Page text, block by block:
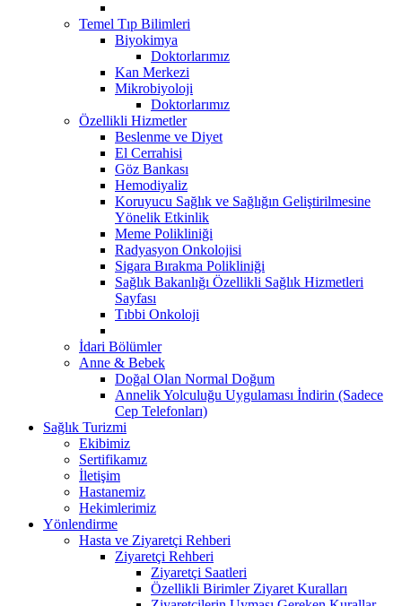
Temel Tıp Bilimleri
Biyokimya
Doktorlarımız
Kan Merkezi
Mikrobiyoloji
Doktorlarımız
Özellikli Hizmetler
Beslenme ve Diyet
El Cerrahisi
Göz Bankası
Hemodiyaliz
Koruyucu Sağlık ve Sağlığın Geliştirilmesine
Yönelik Etkinlik
Meme Polikliniği
Radyasyon Onkolojisi
Sigara Bırakma Polikliniği
Sağlık Bakanlığı Özellikli Sağlık Hizmetleri
Sayfası
Tıbbi Onkoloji
İdari Bölümler
Anne & Bebek
Doğal Olan Normal Doğum
Annelik Yolculuğu Uygulaması İndirin (Sadece
Cep Telefonları)
Sağlık Turizmi
Ekibimiz
Sertifikamız
İletişim
Hastanemiz
Hekimlerimiz
Yönlendirme
Hasta ve Ziyaretçi Rehberi
Ziyaretçi Rehberi
Ziyaretçi Saatleri
Özellikli Birimler Ziyaret Kuralları